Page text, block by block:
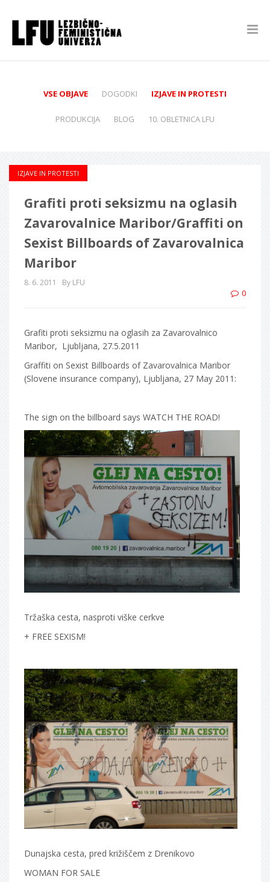
VSE OBJAVE DOGODKI IZJAVE IN PROTESTI
PRODUKCIJA BLOG 10. OBLETNICA LFU
IZJAVE IN PROTESTI
Grafiti proti seksizmu na oglasih
Zavarovalnice Maribor/Graffiti on
Sexist Billboards of Zavarovalnica
Maribor
8. 6. 2011 By LFU
0
Grafiti proti seksizmu na oglasih za Zavarovalnico
Maribor, Ljubljana, 27.5.2011
Graffiti on Sexist Billboards of Zavarovalnica Maribor
(Slovene insurance company), Ljubljana, 27 May 2011:
The sign on the billboard says WATCH THE ROAD!
Tržaška cesta, nasproti viške cerkve
+ FREE SEXISM!
Dunajska cesta, pred križiščem z Drenikovo
WOMAN FOR SALE